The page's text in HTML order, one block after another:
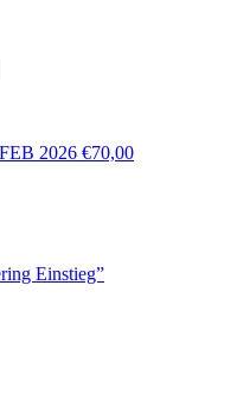
2026 €70,00
Einstieg”